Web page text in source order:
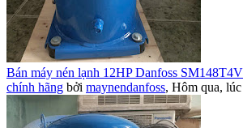
Bán máy nén lạnh 12HP Danfoss
chính hãng bởi maynendanfoss, Hôm qua,